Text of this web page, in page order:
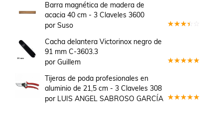
Barra magnética de madera de
acacia 40 cm - 3 Claveles 3600
por Suso
Cacha delantera Victorinox negro de
91 mm C-3603.3
por Guillem
Tijeras de poda profesionales en
aluminio de 21,5 cm - 3 Claveles 308
por LUIS ANGEL SABROSO GARCÍA